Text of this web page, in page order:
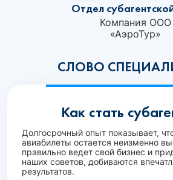
СЛОВО
Отдел
Компания ООО
«АэроТур»‎
Как стать
Долгосрочный опыт показывает,
авиабилеты остается неизменно
правильно ведет свой бизнес и
наших советов, добиваются
результатов.